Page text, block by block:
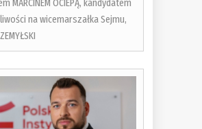
na wicemarszałka Sejmu,